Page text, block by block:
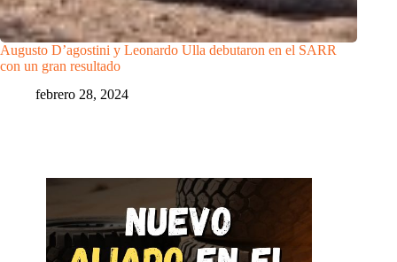
Augusto D’agostini y Leonardo Ulla debutaron en el SARR
con un gran resultado
febrero 28, 2024